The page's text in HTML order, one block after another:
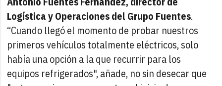
Logística y Operaciones del Grupo Fuentes.
“Cuando llegó el momento de probar nuestros
primeros vehículos totalmente eléctricos, solo
había una opción a la que recurrir para los
equipos refrigerados", añade, no sin desecar que